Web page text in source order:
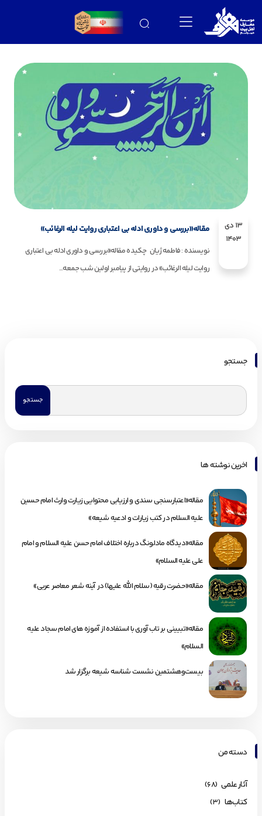
13 دی
1403
مقاله«بررسی و داوری ادله بی اعتباری روایت لیله الرغائب»
نویسنده : فاطمه ژیان چکیده مقاله«بررسی و داوری ادله بی اعتباری
روایت لیله الرغائب» در روایتی از پیامبر اولین شب جمعه...
جستجو
اخرین نوشته ها
مقاله«اعتبارسنجی سندی و ارزیابی محتوایی زیارت وارث امام حسین
علیه السلام در کتب زیارات و ادعیه شیعه»
مقاله«دیدگاه مادلونگ درباره اختلاف امام حسن علیه السلام و امام
علی علیه السلام»
مقاله«حضرت رقیه (سلام الله علیها) در آینه شعر معاصر عربی»
مقاله«تبیینی بر تاب آوری با استفاده از آموزه های امام سجاد علیه
السلام»
بیست‌وهشتمین نشست شناسه شیعه برگزار شد
دسته من
آثار علمی (68)
کتاب‌ها (3)